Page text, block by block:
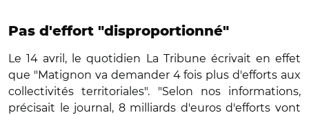
Pas d'effort "disproportionné"
Le 14 avril, le quotidien La Tribune écrivait en effet
que "Matignon va demander 4 fois plus d'efforts aux
collectivités territoriales". "Selon nos informations,
précisait le journal, 8 milliards d'euros d'efforts vont